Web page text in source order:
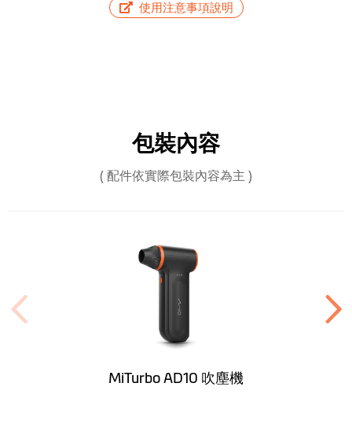
● 一檔：11 m/s
● 三檔：19 mins
＜90dB
限流15A，NTC 150度高溫保護，
待機3分鐘無操作自動關機
其他 一年保固
使用注意事項說明
包裝內容
( 配件依實際包裝內容為主 )
MiTurbo AD10 吹塵機